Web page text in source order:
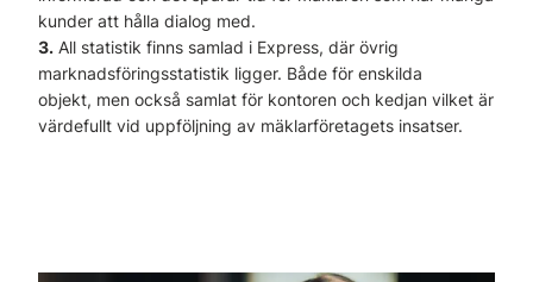
kunder att hålla dialog med.
3. All statistik finns samlad i Express, där övrig
marknadsföringsstatistik ligger. Både för enskilda
objekt, men också samlat för kontoren och kedjan vilket är
värdefullt vid uppföljning av mäklarföretagets insatser.